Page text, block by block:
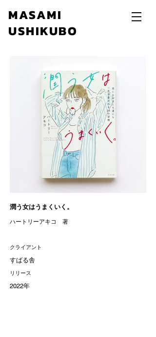
MASAMI
USHIKUBO
潤う女はうまくいく。
ハートリーアキコ 著
クライアント
すばる舎
リリース
2022年